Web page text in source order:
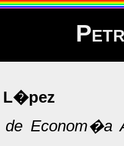
L�pez
Econom�a